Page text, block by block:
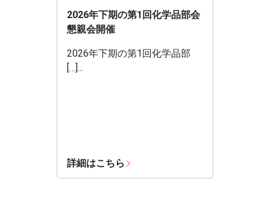
2026年下期の第1回化学品部会
懇親会開催
2026年下期の第1回化学品部
[…]...
詳細はこちら